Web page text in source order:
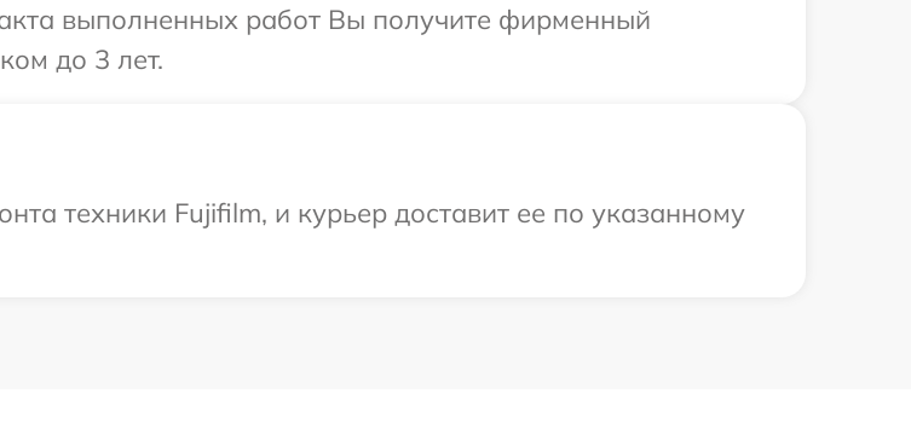
выполненных работ Вы получите фирменный
до 3 лет.
техники Fujifilm, и курьер доставит ее по указанному